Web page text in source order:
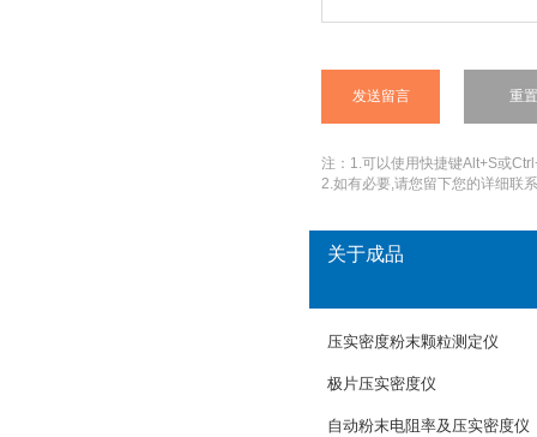
注：1.可以使用快捷键Alt+S或
2.如有必要,请您留下您的详细联
关于成品
压实密度粉末颗粒测定仪
极片压实密度仪
自动粉末电阻率及压实密度仪